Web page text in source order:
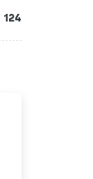
124